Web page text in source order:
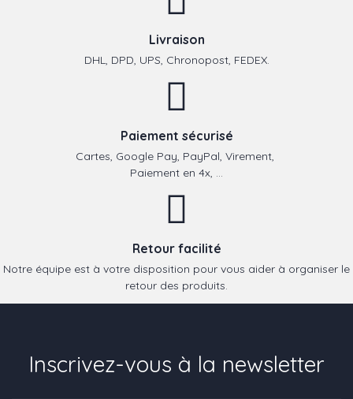
Livraison
DHL, DPD, UPS, Chronopost, FEDEX.
Paiement sécurisé
Cartes, Google Pay, PayPal, Virement,
Paiement en 4x, ...
Retour facilité
Notre équipe est à votre disposition pour vous aider à organiser le
retour des produits.
Inscrivez-vous à la newsletter